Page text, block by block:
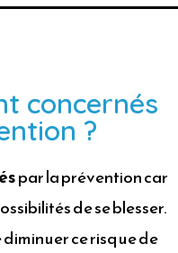
concernés
?
par la prévention car
de se blesser.
ce risque de